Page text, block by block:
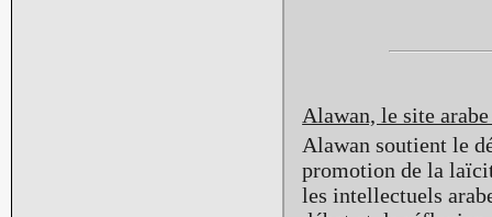
Alawan, le site
Alawan soutient le
promotion de la
les intellectuels